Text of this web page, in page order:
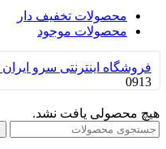
محصولات تخفیف دار
محصولات موجود
فروشگاه اینترنتی سرو ایران
0913
هیچ محصولی یافت نشد.